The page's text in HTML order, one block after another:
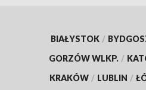
BIAŁYSTOK /
GORZÓW WLKP. /
KRAKÓW / LUBLIN /